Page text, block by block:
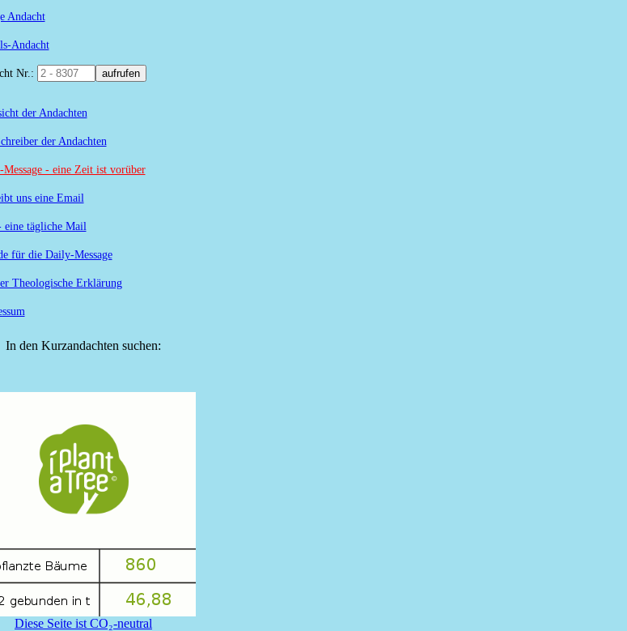
Andacht
Andacht
Nr.: aufrufen
der Andachten
der Andachten
- eine Zeit ist vorüber
uns eine Email
eine tägliche Mail
für die Daily-Message
Theologische Erklärung
In den Kurzandachten suchen:
Diese Seite ist CO₂-neutral